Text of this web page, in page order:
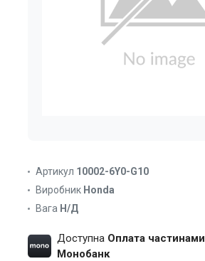
Артикул 10002-6Y0-G10
Виробник Honda
Вага Н/Д
Доступна Оплата частинами
Монобанк